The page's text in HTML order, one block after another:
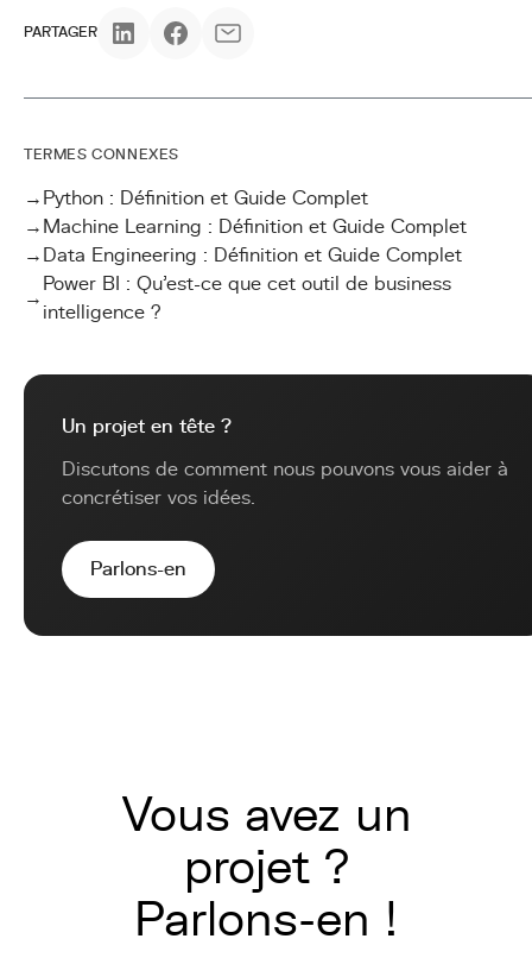
PARTAGER
TERMES CONNEXES
→ Python : Définition et Guide Complet
→ Machine Learning : Définition et Guide Complet
→ Data Engineering : Définition et Guide Complet
→
Power BI : Qu'est-ce que cet outil de business
intelligence ?
Un projet en tête ?
Discutons de comment nous pouvons vous aider à
concrétiser vos idées.
Parlons-en
Vous avez un
projet ?
Parlons-en !